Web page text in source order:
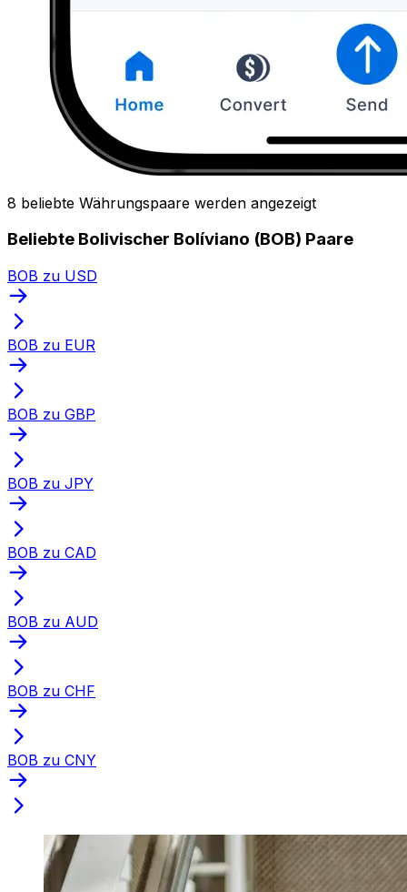
8 beliebte Währungspaare werden angezeigt
Beliebte Bolivischer Bolíviano (BOB) Paare
BOB zu USD
BOB zu EUR
BOB zu GBP
BOB zu JPY
BOB zu CAD
BOB zu AUD
BOB zu CHF
BOB zu CNY